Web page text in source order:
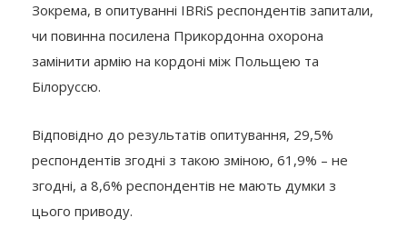
Зокрема, в опитуванні IBRiS респондентів запитали,
чи повинна посилена Прикордонна охорона
замінити армію на кордоні між Польщею та
Білоруссю.
Відповідно до результатів опитування, 29,5%
респондентів згодні з такою зміною, 61,9% – не
згодні, а 8,6% респондентів не мають думки з
цього приводу.